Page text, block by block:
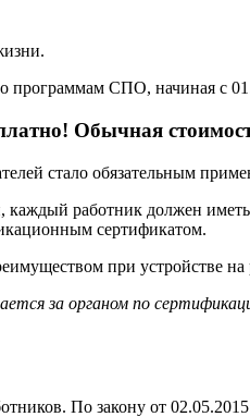
программам СПО, начиная с
Обычная
стало обязательным
работник должен
сертификатом.
при устройстве на
за органом по
По закону от